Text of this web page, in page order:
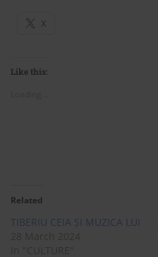
X
Like this:
Related
TIBERIU CEIA ȘI MUZICA LUI